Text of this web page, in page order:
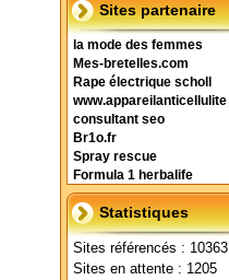
Sites partenaire
la mode des femmes
Mes-bretelles.com
Rape électrique scholl
www.appareilanticellulite
consultant seo
Br1o.fr
Spray rescue
Formula 1 herbalife
Statistiques
Sites référencés : 10363
Sites en attente : 1205